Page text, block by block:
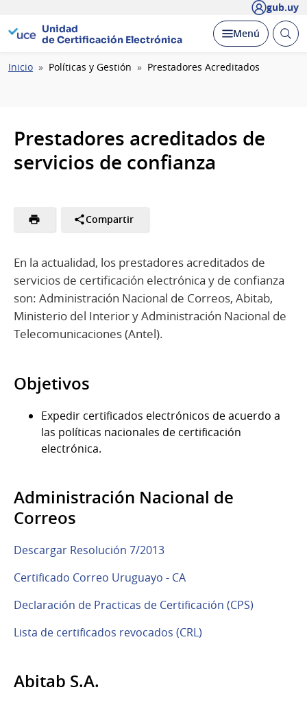
gub.uy
Unidad
de Certificación Electrónica
Desplegar
Menú Abrir
Ruta
Inicio Políticas y Gestión Prestadores Acreditados
Prestadores acreditados de
servicios de confianza
Compartir
En la actualidad, los prestadores acreditados de
servicios de certificación electrónica y de confianza
son: Administración Nacional de Correos, Abitab,
Ministerio del Interior y Administración Nacional de
Telecomunicaciones (Antel).
Objetivos
Expedir certificados electrónicos de acuerdo a
las políticas nacionales de certificación
electrónica.
Administración Nacional de
Correos
Descargar Resolución 7/2013
Certificado Correo Uruguayo - CA
Declaración de Practicas de Certificación (CPS)
Lista de certificados revocados (CRL)
Abitab S.A.